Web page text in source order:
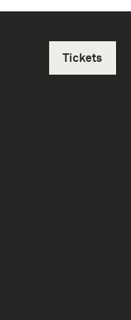
Tickets